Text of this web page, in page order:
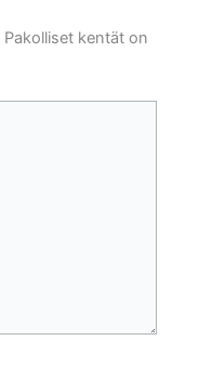
Pakolliset kentät on